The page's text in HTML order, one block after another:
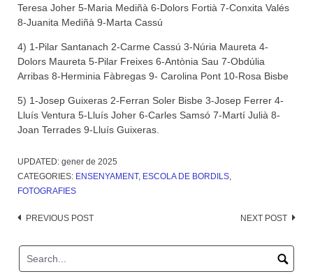
Teresa Joher 5-Maria Mediñà 6-Dolors Fortià 7-Conxita Valés
8-Juanita Mediñà 9-Marta Cassú
4) 1-Pilar Santanach 2-Carme Cassú 3-Núria Maureta 4-
Dolors Maureta 5-Pilar Freixes 6-Antònia Sau 7-Obdúlia
Arribas 8-Herminia Fàbregas 9- Carolina Pont 10-Rosa Bisbe
5) 1-Josep Guixeras 2-Ferran Soler Bisbe 3-Josep Ferrer 4-
Lluís Ventura 5-Lluís Joher 6-Carles Samsó 7-Martí Julià 8-
Joan Terrades 9-Lluís Guixeras.
UPDATED: gener de 2025
CATEGORIES: ENSENYAMENT, ESCOLA DE BORDILS,
FOTOGRAFIES
Post
PREVIOUS POST NEXT POST